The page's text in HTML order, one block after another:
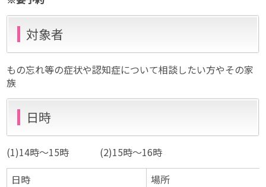
対象者
もの忘れ等の症状や認知症について相談したい方やその家
族
日時
(1)14時～15時 (2)15時～16時
日時
場所